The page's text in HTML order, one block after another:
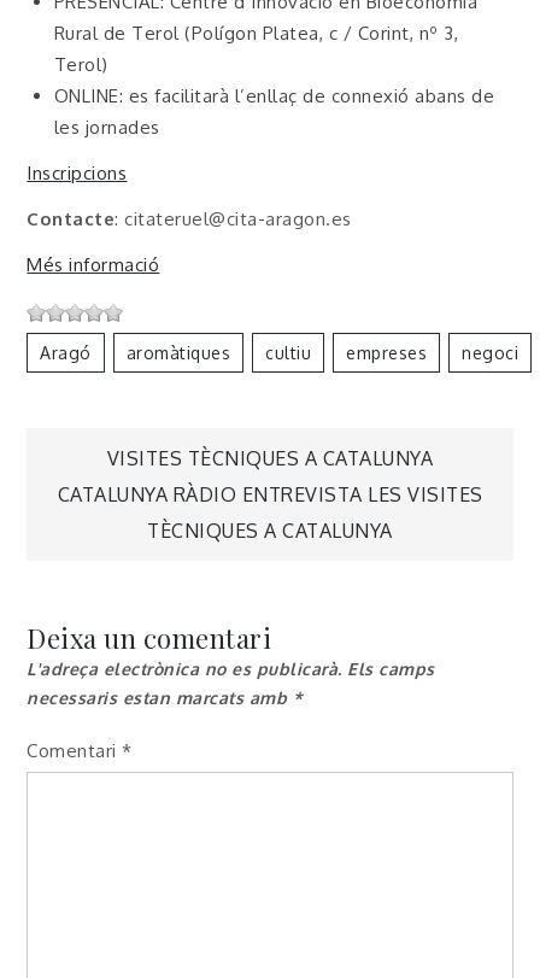
Rural de Terol (Polígon Platea, c / Corint, nº 3,
Terol)
ONLINE: es facilitarà l’enllaç de connexió abans de
les jornades
Inscripcions
Contacte: citateruel@cita-aragon.es
Més informació
Aragó Aromàtiques Cultiu Empreses Negoci
Navegació
d'entrades
VISITES TÈCNIQUES A CATALUNYA
CATALUNYA RÀDIO ENTREVISTA LES VISITES
TÈCNIQUES A CATALUNYA
Deixa un comentari
L'adreça electrònica no es publicarà. Els camps
necessaris estan marcats amb *
Comentari*